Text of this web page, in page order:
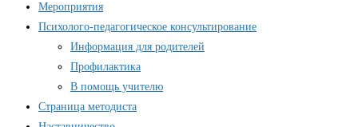
Мероприятия
Психолого-педагогическое консультирование
Информация для родителей
Профилактика
В помощь учителю
Страница методиста